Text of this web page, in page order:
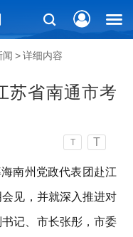
闻 >详细内容
苏省南通市考
T T
海南州党政代表团赴江
见 ，并就深入推进对
记、市长张彤，市委